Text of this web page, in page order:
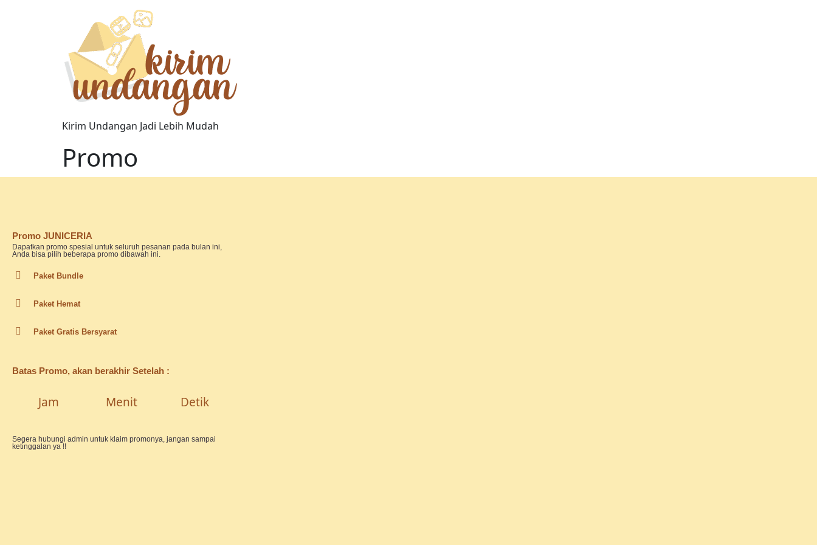
Kirim Undangan Jadi Lebih Mudah
Promo
Promo JUNICERIA
Dapatkan promo spesial untuk seluruh pesanan pada bulan ini,
Anda bisa pilih beberapa promo dibawah ini.
Paket Bundle
Paket Hemat
Paket Gratis Bersyarat
Batas Promo, akan berakhir Setelah :
Jam Menit Detik
Segera hubungi admin untuk klaim promonya, jangan sampai
ketinggalan ya !!